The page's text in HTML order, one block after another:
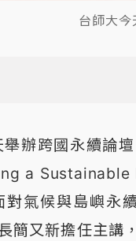
台師大今
舉辦跨國永續論
a Sustainable
對氣候與島嶼永
長簡又新擔任主